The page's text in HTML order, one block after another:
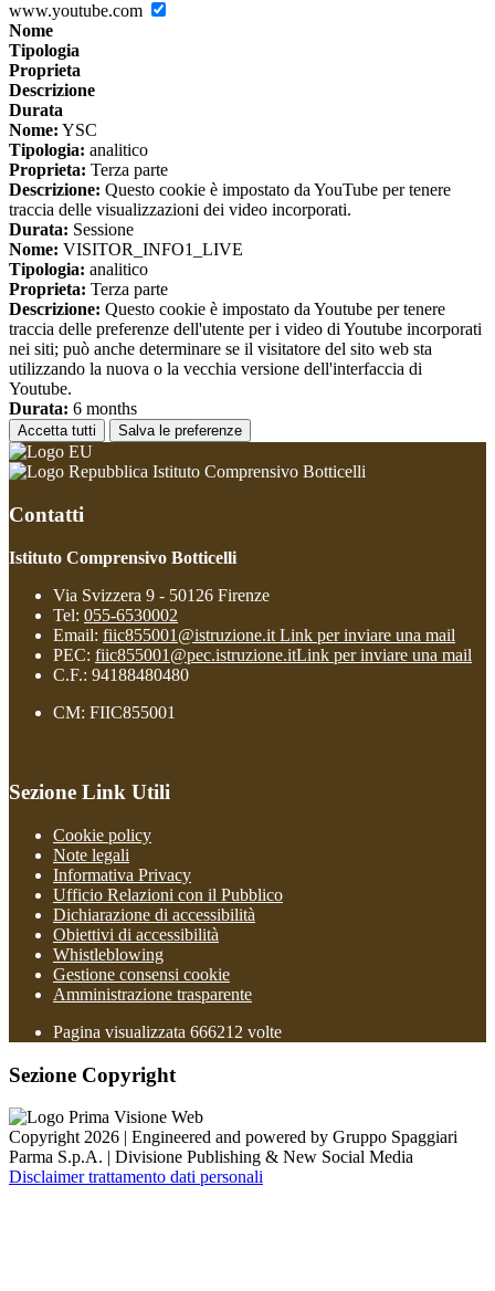
www.youtube.com
Nome
Tipologia
Proprieta
Descrizione
Durata
Nome: YSC
Tipologia: analitico
Proprieta: Terza parte
Descrizione: Questo cookie è impostato da YouTube per tenere
traccia delle visualizzazioni dei video incorporati.
Durata: Sessione
Nome: VISITOR_INFO1_LIVE
Tipologia: analitico
Proprieta: Terza parte
Descrizione: Questo cookie è impostato da Youtube per tenere
traccia delle preferenze dell'utente per i video di Youtube incorporati
nei siti; può anche determinare se il visitatore del sito web sta
utilizzando la nuova o la vecchia versione dell'interfaccia di
Youtube.
Durata: 6 months
Accetta tutti Salva le preferenze
Istituto Comprensivo Botticelli
Contatti
Istituto Comprensivo Botticelli
Via Svizzera 9 - 50126 Firenze
Tel: 055-6530002
Email: fiic855001@istruzione.it Link per inviare una mail
PEC: fiic855001@pec.istruzione.itLink per inviare una mail
C.F.: 94188480480
CM: FIIC855001
Sezione Link Utili
Cookie policy
Note legali
Informativa Privacy
Ufficio Relazioni con il Pubblico
Dichiarazione di accessibilità
Obiettivi di accessibilità
Whistleblowing
Gestione consensi cookie
Amministrazione trasparente
Pagina visualizzata 666212 volte
Sezione Copyright
Copyright 2026 | Engineered and powered by Gruppo Spaggiari
Parma S.p.A. | Divisione Publishing & New Social Media
Disclaimer trattamento dati personali